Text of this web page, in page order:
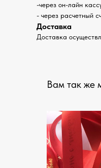
-через он-лайн
- через расчетный
Доставка
Доставка
Вам так же